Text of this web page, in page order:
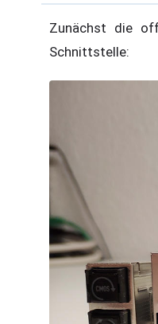
Zunächst die
Schnittstelle: